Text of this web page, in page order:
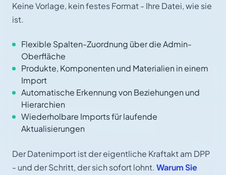
Keine Vorlage, kein festes Format - Ihre Datei, wie sie
ist.
Flexible Spalten-Zuordnung über die Admin-
Oberfläche
Produkte, Komponenten und Materialien in einem
Import
Automatische Erkennung von Beziehungen und
Hierarchien
Wiederholbare Imports für laufende
Aktualisierungen
Der Datenimport ist der eigentliche Kraftakt am DPP
- und der Schritt, der sich sofort lohnt. Warum Sie